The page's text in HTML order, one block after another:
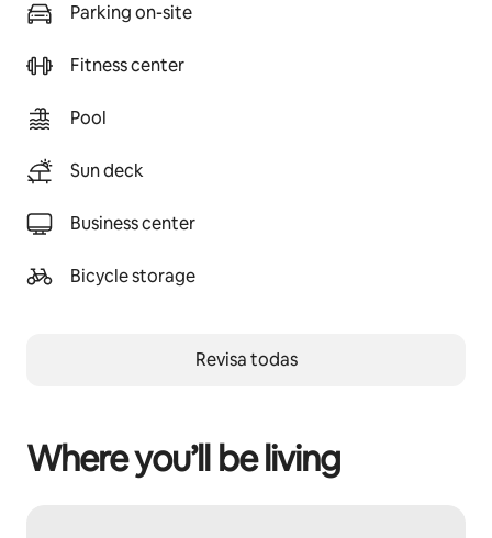
Parking on-site
Fitness center
Pool
Sun deck
Business center
Bicycle storage
Revisa todas
Where you’ll be living